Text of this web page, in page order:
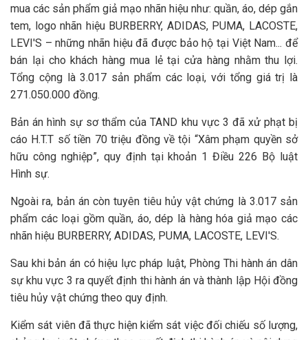
mua các sản phẩm giả mạo nhãn hiệu như: quần, áo, dép gắn
tem, logo nhãn hiệu BURBERRY, ADIDAS, PUMA, LACOSTE,
LEVI'S – những nhãn hiệu đã được bảo hộ tại Việt Nam... để
bán lại cho khách hàng mua lẻ tại cửa hàng nhằm thu lợi.
Tổng cộng là 3.017 sản phẩm các loại, với tổng giá trị là
271.050.000 đồng.
Bản án hình sự sơ thẩm của TAND khu vực 3 đã xử phạt bị
cáo H.T.T số tiền 70 triệu đồng về tội “Xâm phạm quyền sở
hữu công nghiệp”, quy định tại khoản 1 Điều 226 Bộ luật
Hình sự.
Ngoài ra, bản án còn tuyên tiêu hủy vật chứng là 3.017 sản
phẩm các loại gồm quần, áo, dép là hàng hóa giả mạo các
nhãn hiệu BURBERRY, ADIDAS, PUMA, LACOSTE, LEVI'S.
Sau khi bản án có hiệu lực pháp luật, Phòng Thi hành án dân
sự khu vực 3 ra quyết định thi hành án và thành lập Hội đồng
tiêu hủy vật chứng theo quy định.
Kiểm sát viên đã thực hiện kiểm sát việc đối chiếu số lượng,